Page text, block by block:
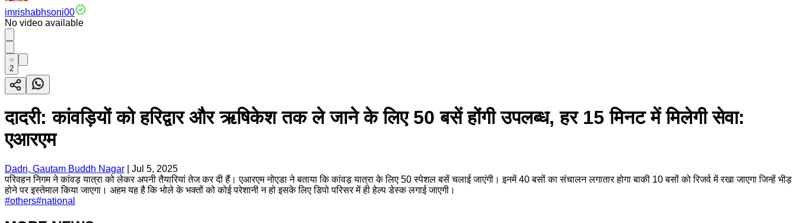
imrishabhsoni00
No video available
2
दादरी: कांवड़ियों को हरिद्वार और ऋषिकेश तक ले जाने के लिए 50 बसें होंगी उपलब्ध, हर 15 मिनट में मिलेगी सेवा:
एआरएम
Dadri, Gautam Buddh Nagar
Jul 5, 2025
परिवहन निगम ने कांवड़ यात्रा को लेकर अपनी तैयारियां तेज कर दी हैं। एआरएम नोएडा ने बताया कि कांवड़ यात्रा के लिए 50 स्पेशल बसें चलाई जाएंगी। इनमें 40 बसों का संचालन लगातार होगा बाकी 10 बसों को रिजर्व में रखा जाएगा जिन्हें भीड़
होने पर इस्तेमाल किया जाएगा। अहम यह है कि भोले के भक्तों को कोई परेशानी न हो इसके लिए डिपो परिसर में ही हेल्प डेस्क लगाई जाएगी।
#others#national